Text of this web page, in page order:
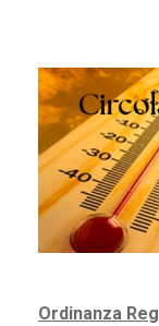
Ordinanza